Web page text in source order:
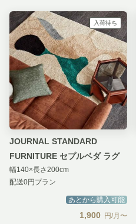
入荷待ち
JOURNAL STANDARD
FURNITURE セプルベダ ラグ
幅140×長さ200cm
配送0円プラン
あとから購入可能
1,900 円/月〜